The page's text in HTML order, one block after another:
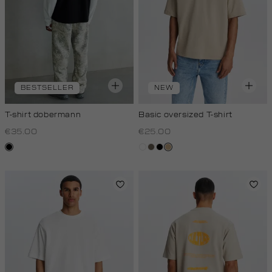
BESTSELLER
T-shirt dobermann
€35.00
zwart
NEW
Basic oversized T-shirt
€25.00
witlichtbruin
zwart
tan